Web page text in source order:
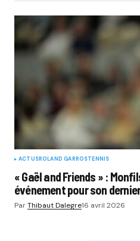
ACTUSROLAND GARROSTENNIS
« Gaël and Friends » :
événement pour son
ParThibaut Dalegre16 avril 2026